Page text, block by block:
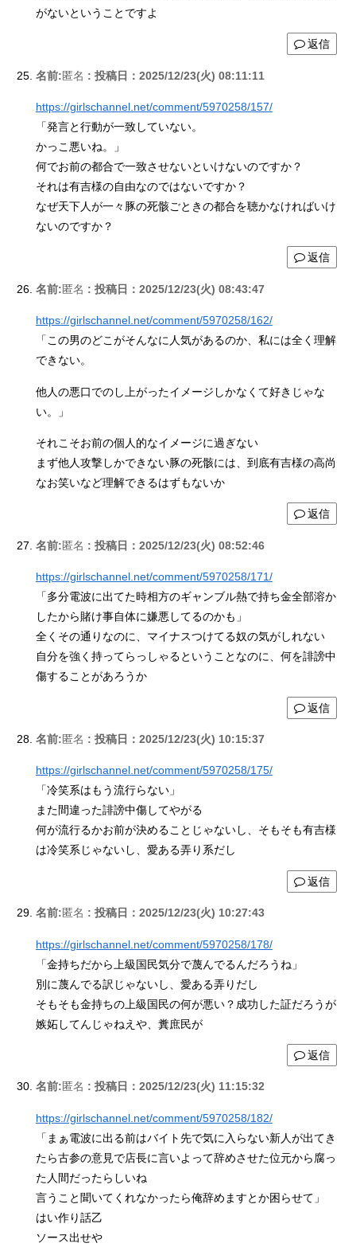
がないということですよ
返信
名前:匿名 : 投稿日：2025/12/23(火) 08:11:11
https://girlschannel.net/comment/5970258/157/
「発言と行動が一致していない。
かっこ悪いね。」
何でお前の都合で一致させないといけないのですか？
それは有吉様の自由なのではないですか？
なぜ天下人が一々豚の死骸ごときの都合を聴かなければいけ
ないのですか？
返信
名前:匿名 : 投稿日：2025/12/23(火) 08:43:47
https://girlschannel.net/comment/5970258/162/
「この男のどこがそんなに人気があるのか、私には全く理解
できない。
他人の悪口でのし上がったイメージしかなくて好きじゃな
い。」
それこそお前の個人的なイメージに過ぎない
まず他人攻撃しかできない豚の死骸には、到底有吉様の高尚
なお笑いなど理解できるはずもないか
返信
名前:匿名 : 投稿日：2025/12/23(火) 08:52:46
https://girlschannel.net/comment/5970258/171/
「多分電波に出てた時相方のギャンブル熱で持ち金全部溶か
したから賭け事自体に嫌悪してるのかも」
全くその通りなのに、マイナスつけてる奴の気がしれない
自分を強く持ってらっしゃるということなのに、何を誹謗中
傷することがあろうか
返信
名前:匿名 : 投稿日：2025/12/23(火) 10:15:37
https://girlschannel.net/comment/5970258/175/
「冷笑系はもう流行らない」
また間違った誹謗中傷してやがる
何が流行るかお前が決めることじゃないし、そもそも有吉様
は冷笑系じゃないし、愛ある弄り系だし
返信
名前:匿名 : 投稿日：2025/12/23(火) 10:27:43
https://girlschannel.net/comment/5970258/178/
「金持ちだから上級国民気分で蔑んでるんだろうね」
別に蔑んでる訳じゃないし、愛ある弄りだし
そもそも金持ちの上級国民の何が悪い？成功した証だろうが
嫉妬してんじゃねえや、糞庶民が
返信
名前:匿名 : 投稿日：2025/12/23(火) 11:15:32
https://girlschannel.net/comment/5970258/182/
「まぁ電波に出る前はバイト先で気に入らない新人が出てき
たら古参の意見で店長に言いよって辞めさせた位元から腐っ
た人間だったらしいね
言うこと聞いてくれなかったら俺辞めますとか困らせて」
はい作り話乙
ソース出せや